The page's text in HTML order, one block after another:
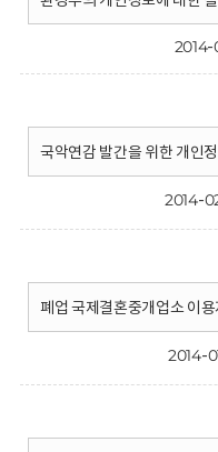
국악연감 발간을 위한 개인
2014-
폐업 국제결혼중개업소 이
2014-